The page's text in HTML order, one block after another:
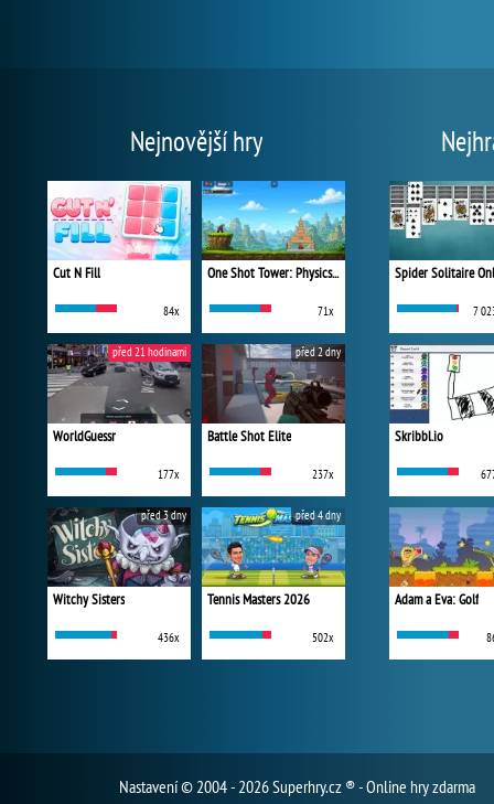
Nejnovější hry
Cut N Fill
84x
One Shot Tower: Physics Destroyer
71x
WorldGuessr
177x
před 21 hodinami
Battle Shot Elite
237x
před 2 dny
Witchy Sisters
436x
před 3 dny
Tennis Masters 2026
502x
před 4 dny
Spider Solitaire
7
Skribbl.io
Adam a Eva: Golf
Nastavení© 2004 - 2026 Superhry.cz ® - Online hry zdarma